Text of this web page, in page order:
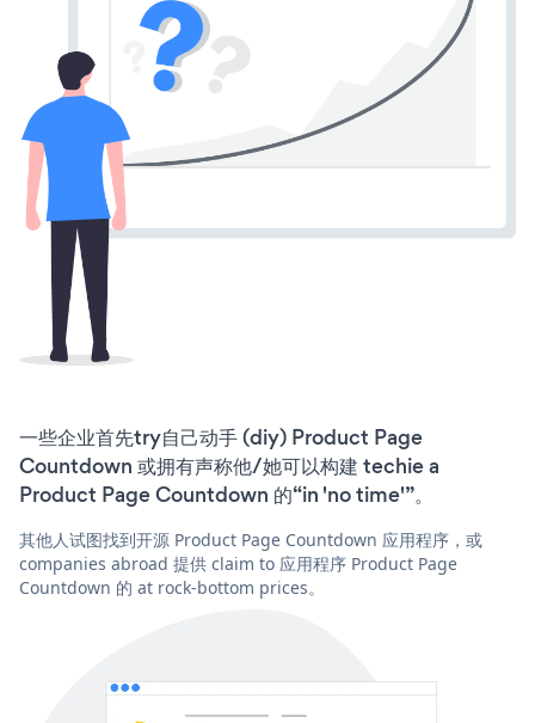
一些企业首先try自己动手 (diy) Product Page
Countdown 或拥有声称他/她可以构建 techie a
Product Page Countdown 的“in 'no time'”。
其他人试图找到开源 Product Page Countdown 应用程序，或
companies abroad 提供 claim to 应用程序 Product Page
Countdown 的 at rock-bottom prices。